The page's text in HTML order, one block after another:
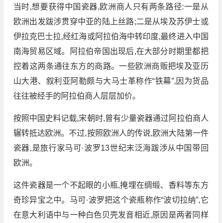
当时,想要获得中国瓷器,欧洲商人只有两条路径:一是从
欧洲出发跋涉贯穿中亚的陆上丝路;二是从埃及苏伊士或
伊拉克巴士拉,经红海或阿拉伯海中转印度,最终进入中国
南海贸易区域。阿拉伯帝国出现后,在大部分时期里都把
控着这两条通往东方的商路。一些欧洲商贩把埃及亚历
山大港、叙利亚阿勒颇与大马士革称作“铁幕”,因为货品
往往被经手的阿拉伯商人层层加价。
按照中国史料记载,宋朝时,曾有少量瓷器通过阿拉伯商人
辗转抵达欧洲。不过,按照欧洲人的传说,欧洲大陆第一件
瓷器,是旅行家马可·波罗13世纪末泛海跋涉从中国带回
欧洲。
这件瓷器是一个不起眼的小瓶,掩埋在绸缎、香料等东方
奇珍异宝之中。马可·波罗把这个瓷瓶称作“波切拉纳”,它
在意大利语中与一种白色贝壳发音相近,原因是两者同样